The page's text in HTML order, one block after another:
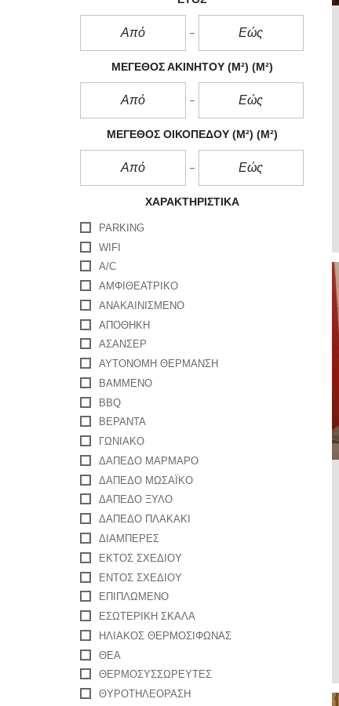
ΜΈΓΕΘΟΣ ΑΚΊΝΗΤΟΥ (M²) (M²)
ΜΈΓΕΘΟΣ ΟΙΚΌΠΕΔΟΎ (M²) (M²)
ΧΑΡΑΚΤΗΡΙΣΤΙΚΆ
PARKING
WIFI
Α/C
ΑΜΦΙΘΕΑΤΡΙΚΟ
ΑΝΑΚΑΙΝΙΣΜΈΝΟ
ΑΠΟΘΉΚΗ
ΑΣΑΝΣΈΡ
ΑΥΤΌΝΟΜΗ ΘΈΡΜΑΝΣΗ
ΒΑΜΜΈΝΟ
ΒΒQ
ΒΕΡΆΝΤΑ
ΓΩΝΙΑΚΌ
ΔΆΠΕΔΟ ΜΆΡΜΑΡΟ
ΔΆΠΕΔΟ ΜΩΣΑΪΚΟ
ΔΆΠΕΔΟ ΞΎΛΟ
ΔΑΠΈΔΟ ΠΛΑΚΆΚΙ
ΔΙΑΜΠΕΡΈΣ
ΕΚΤΟΣ ΣΧΕΔΙΟΥ
ΕΝΤΟΣ ΣΧΕΔΙΟΥ
ΕΠΙΠΛΩΜΈΝΟ
ΕΣΩΤΕΡΙΚΉ ΣΚΆΛΑ
ΗΛΙΑΚΌΣ ΘΕΡΜΟΣΊΦΩΝΑΣ
ΘΈΑ
ΘΕΡΜΟΣΥΣΣΩΡΕΥΤΈΣ
ΘΥΡΟΤΗΛΕΌΡΑΣΗ